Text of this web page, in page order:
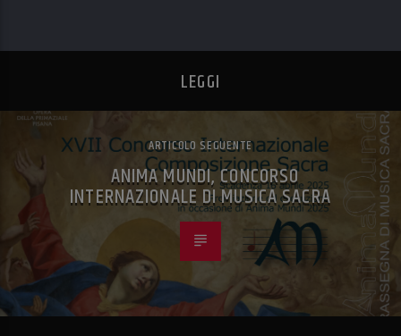
LEGGI
ARTICOLO SEGUENTE
ANIMA MUNDI, CONCORSO
INTERNAZIONALE DI MUSICA SACRA